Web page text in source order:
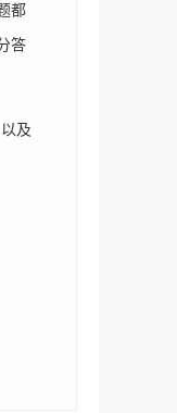
都
答
及